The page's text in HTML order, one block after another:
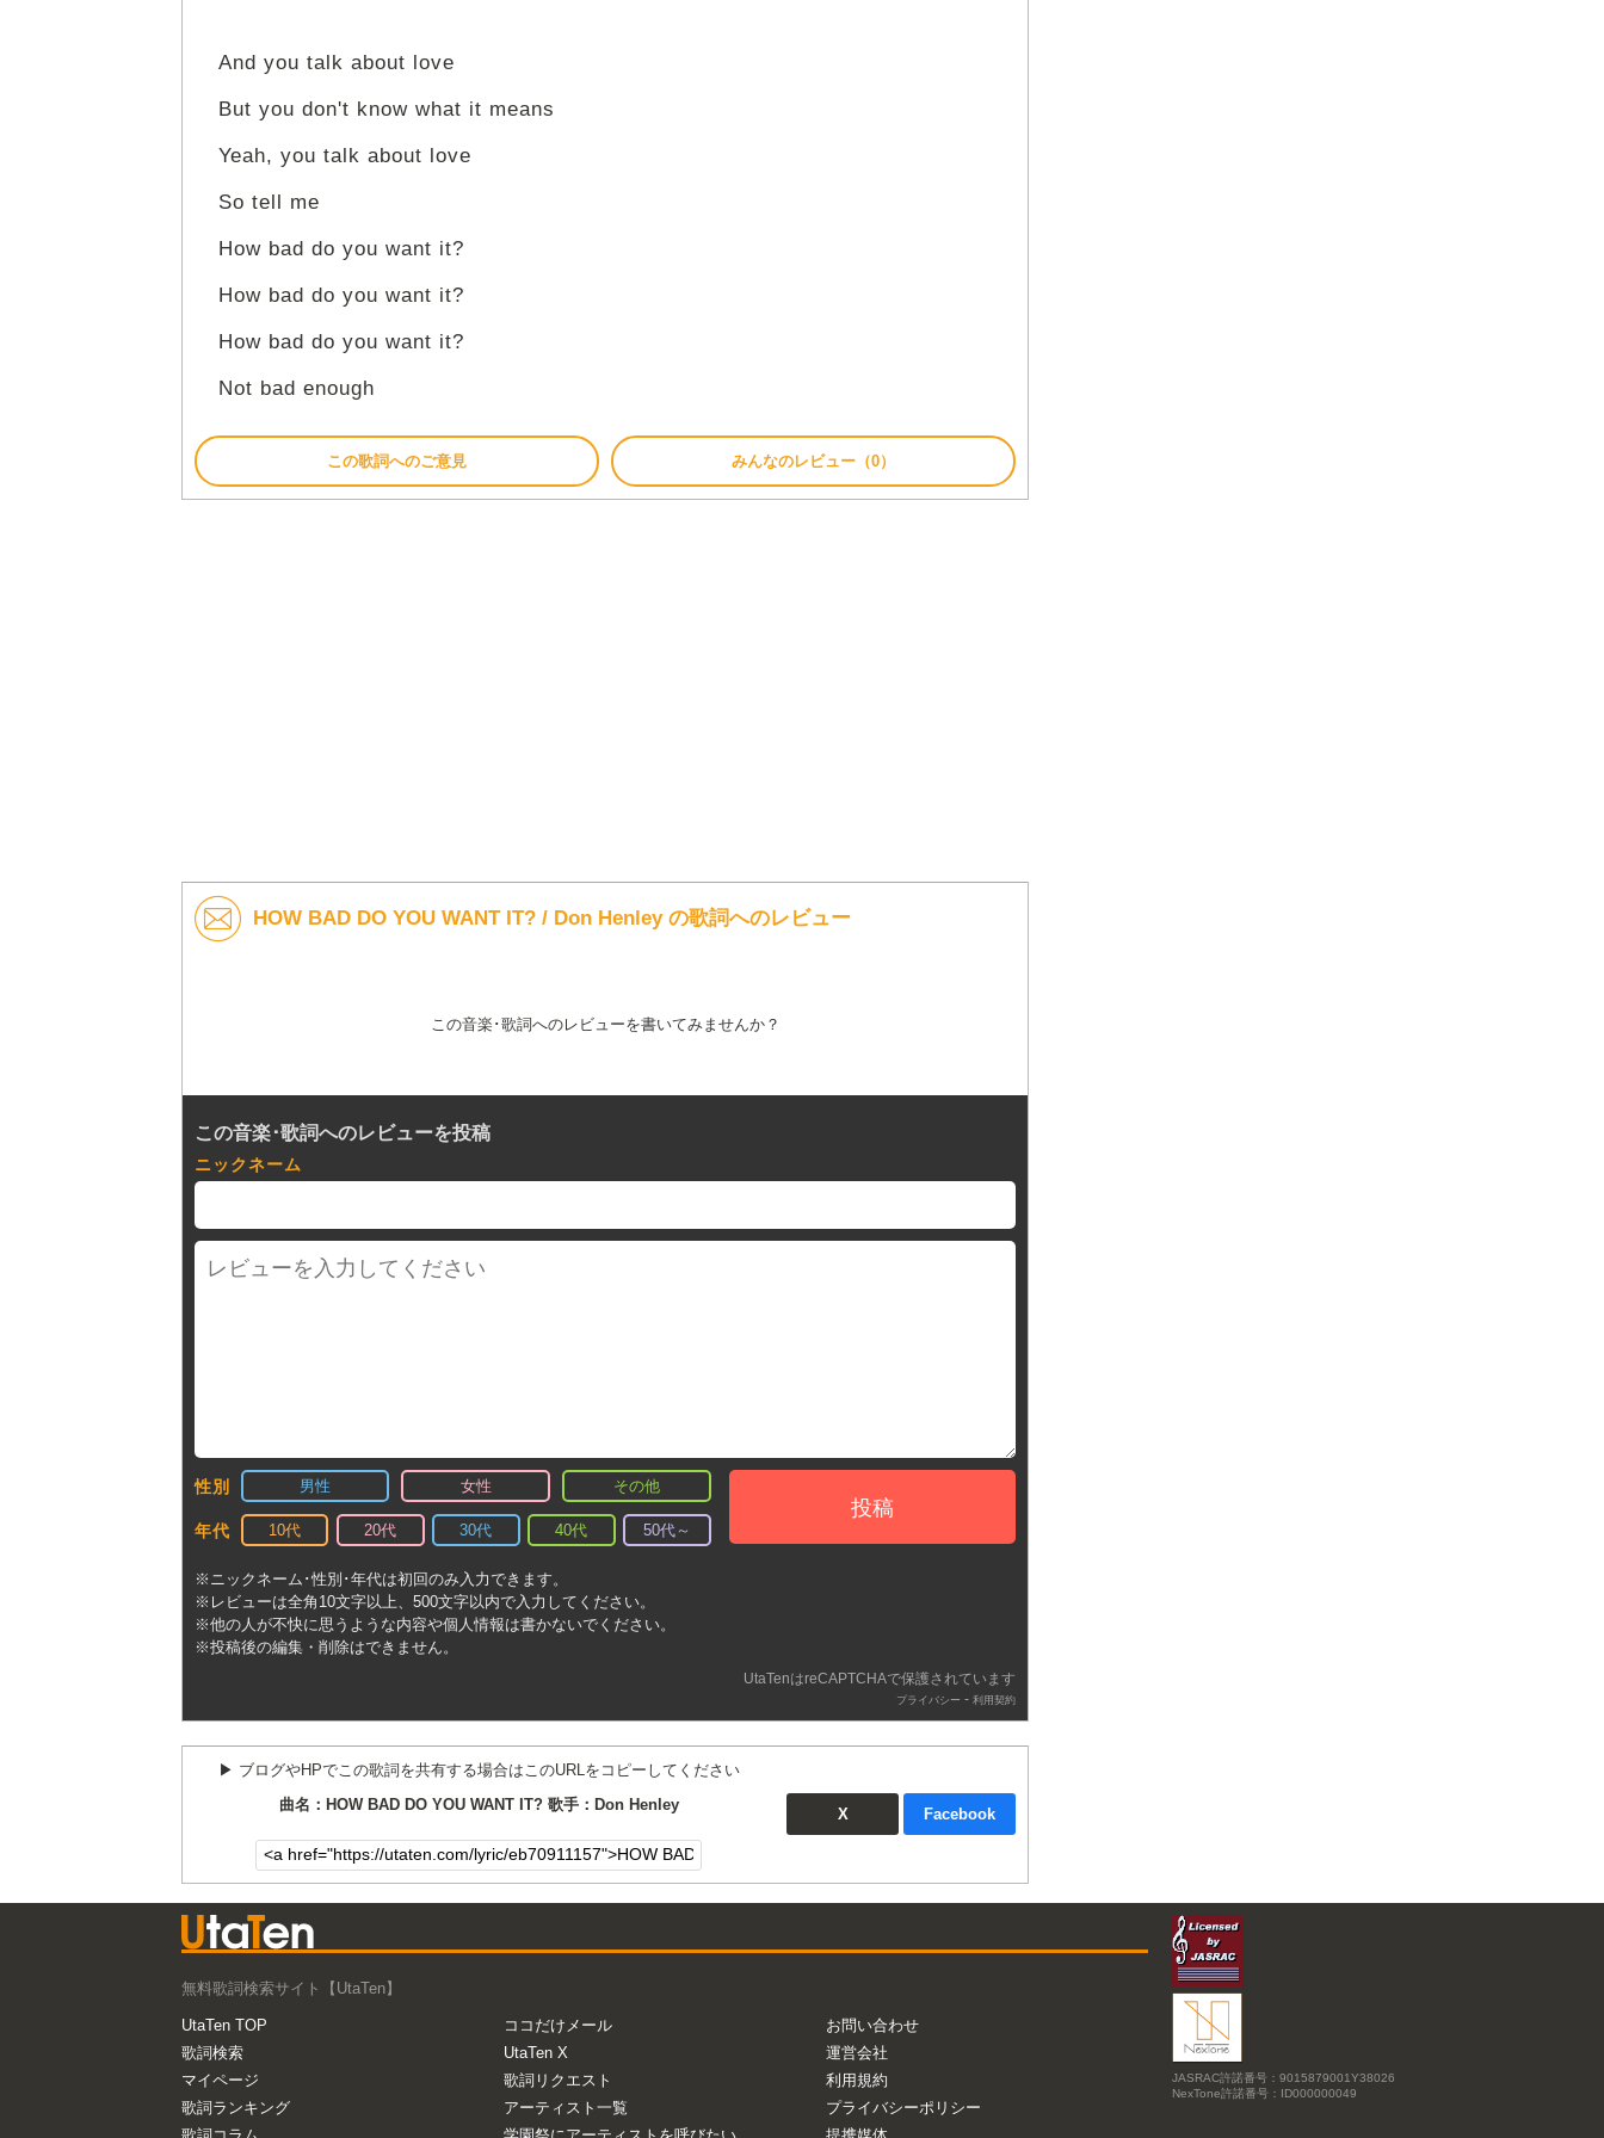
And you talk about love
But you don't know what it means
Yeah, you talk about love
So tell me
How bad do you want it?
How bad do you want it?
How bad do you want it?
Not bad enough
この歌詞へのご意見 みんなのレビュー（0）
HOW BAD DO YOU WANT IT? / Don Henley の歌詞へのレビュー
この音楽･歌詞へのレビューを書いてみませんか？
この音楽･歌詞へのレビューを投稿
ニックネーム
性別 男性 女性 その他
年代 10代 20代 30代 40代 50代～
投稿
※ニックネーム･性別･年代は初回のみ入力できます。
※レビューは全角10文字以上、500文字以内で入力してください。
※他の人が不快に思うような内容や個人情報は書かないでください。
※投稿後の編集・削除はできません。
UtaTenはreCAPTCHAで保護されています
プライバシー - 利用契約
▶︎ ブログやHPでこの歌詞を共有する場合はこのURLをコピーしてください
曲名：HOW BAD DO YOU WANT IT? 歌手：Don Henley
X Facebook
無料歌詞検索サイト【UtaTen】
UtaTen TOP
歌詞検索
マイページ
歌詞ランキング
ココだけメール
UtaTen X
歌詞リクエスト
アーティスト一覧
お問い合わせ
運営会社
利用規約
プライバシーポリシー
JASRAC許諾番号：9015879001Y38026
NexTone許諾番号：ID000000049